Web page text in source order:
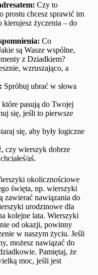
Czy to
prostu chcesz sprawić im
kierujesz życzenia – do
Co
są Wasze wspólne,
z Dziadkiem?
wzruszająco, a
Spróbuj ubrać w słowa
które pasują do Twojej
się, jeśli to pierwsze
się, aby były logiczne
czy wierszyk dobrze
aś.
okolicznościowe
święta, np. wierszyki
zawierać nawiązania do
urodzinowe dla
kolejne lata. Wierszyki
od okazji, powinny
w naszym życiu. Jeśli
możesz nawiązać do
Pamiętaj, że
moc, jeśli jest